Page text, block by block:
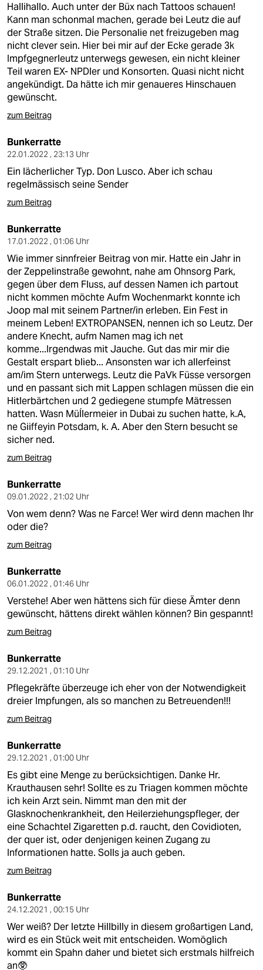
Hallihallo. Auch unter der Büx nach Tattoos schauen!
Kann man schonmal machen, gerade bei Leutz die auf
der Straße sitzen. Die Personalie net freizugeben mag
nicht clever sein. Hier bei mir auf der Ecke gerade 3k
Impfgegnerleutz unterwegs gewesen, ein nicht kleiner
Teil waren EX- NPDler und Konsorten. Quasi nicht nicht
angekündigt. Da hätte ich mir genaueres Hinschauen
gewünscht.
zum Beitrag
Bunkerratte
22.01.2022 , 23:13 Uhr
Ein lächerlicher Typ. Don Lusco. Aber ich schau
regelmässisch seine Sender
zum Beitrag
Bunkerratte
17.01.2022 , 01:06 Uhr
Wie immer sinnfreier Beitrag von mir. Hatte ein Jahr in
der Zeppelinstraße gewohnt, nahe am Ohnsorg Park,
gegen über dem Fluss, auf dessen Namen ich partout
nicht kommen möchte Aufm Wochenmarkt konnte ich
Joop mal mit seinem Partner/in erleben. Ein Fest in
meinem Leben! EXTROPANSEN, nennen ich so Leutz. Der
andere Knecht, aufm Namen mag ich net
komme...Irgendwas mit Jauche. Gut das mir mir die
Gestalt erspart blieb... Ansonsten war ich allerfeinst
am/im Stern unterwegs. Leutz die PaVk Füsse versorgen
und en passant sich mit Lappen schlagen müssen die ein
Hitlerbärtchen und 2 gediegene stumpfe Mätressen
hatten. Wasn Müĺlermeier in Dubai zu suchen hatte, k.A,
ne Giiffeyin Potsdam, k. A. Aber den Stern besucht se
sicher ned.
zum Beitrag
Bunkerratte
09.01.2022 , 21:02 Uhr
Von wem denn? Was ne Farce! Wer wird denn machen Ihr
oder die?
zum Beitrag
Bunkerratte
06.01.2022 , 01:46 Uhr
Verstehe! Aber wen hättens sich für diese Ämter denn
gewünscht, hättens direkt wählen können? Bin gespannt!
zum Beitrag
Bunkerratte
29.12.2021 , 01:10 Uhr
Pflegekräfte überzeuge ich eher von der Notwendigkeit
dreier Impfungen, als so manchen zu Betreuenden!!!
zum Beitrag
Bunkerratte
29.12.2021 , 01:00 Uhr
Es gibt eine Menge zu berücksichtigen. Danke Hr.
Krauthausen sehr! Sollte es zu Triagen kommen möchte
ich kein Arzt sein. Nimmt man den mit der
Glasknochenkrankheit, den Heilerziehungspfleger, der
eine Schachtel Zigaretten p.d. raucht, den Covidioten,
der quer ist, oder denjenigen keinen Zugang zu
Informationen hatte. Solls ja auch geben.
zum Beitrag
Bunkerratte
24.12.2021 , 00:15 Uhr
Wer weiß? Der letzte Hillbilly in diesem großartigen Land,
wird es ein Stück weit mit entscheiden. Womöglich
kommt ein Spahn daher und bietet sich erstmals hilfreich
an🥸